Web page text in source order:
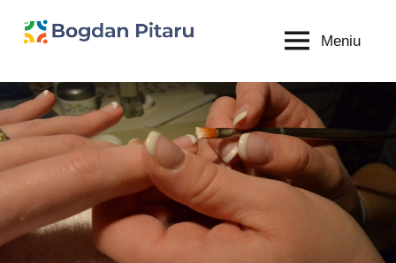
Bogdan
Pitaru
Meniu